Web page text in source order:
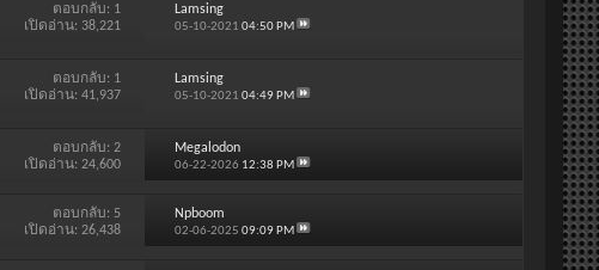
ตอบกลับ: 1
เปิดอ่าน: 38,221
Lamsing
05-10-2021 04:50 PM
ตอบกลับ: 1
เปิดอ่าน: 41,937
Lamsing
05-10-2021 04:49 PM
ตอบกลับ:2
เปิดอ่าน: 24,600
Megalodon
06-22-2026 12:38 PM
ตอบกลับ: 5
เปิดอ่าน: 26,438
Npboom
02-06-2025 09:09 PM